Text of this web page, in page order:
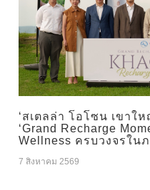
‘สเตลล่า โอโซน เขา
‘Grand Recharge
Wellness ครบวงจรใน
7 สิงหาคม 2569